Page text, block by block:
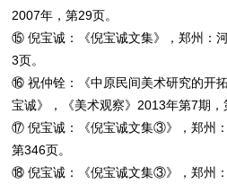
2007年，第29页。
⑮ 倪宝诚：《倪宝诚文集》，郑州：
3页。
⑯ 祝仲铨：《中原民间美术研究的开
宝诚》，《美术观察》2013年第7期，
⑰ 倪宝诚：《倪宝诚文集③》，郑州
第346页。
⑱ 倪宝诚：《倪宝诚文集③》，郑州